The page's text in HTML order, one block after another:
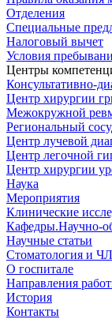
Отделения
Специальные
Налоговый вычет
Условия
Центры
Консультативно-
Центр хирургии
Межокружной
Региональный
Центр лучевой
Центр легочной
Центр хирургии
Наука
Мероприятия
Клинические
Кафедры.Научно-
Научные статьи
Стоматология и
О госпитале
Направления
История
Контакты